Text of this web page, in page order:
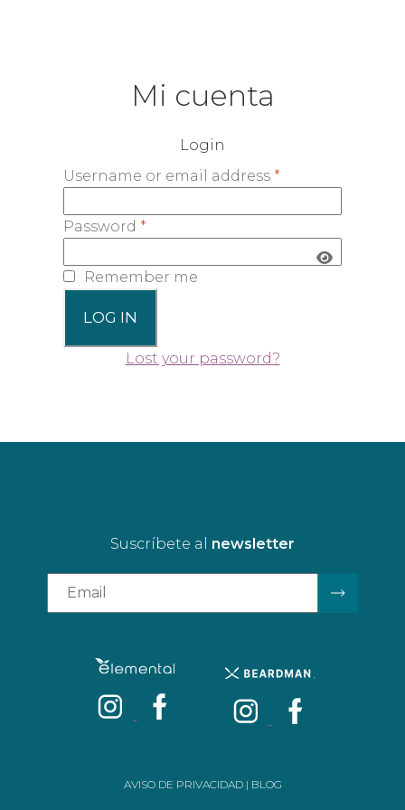
Mi cuenta
Login
Username or email address *
Password *
Remember me
LOG IN
Lost your password?
Suscríbete al newsletter
AVISO DE PRIVACIDAD| BLOG